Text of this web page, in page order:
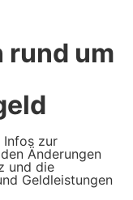
rund um
Infos zur
Änderungen
und die
Geldleistungen